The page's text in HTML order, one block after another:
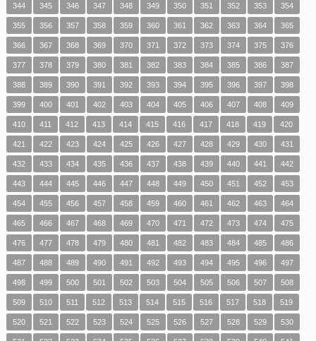
344 345 346 347 348 349 350 351 352 353 354
355 356 357 358 359 360 361 362 363 364 365
366 367 368 369 370 371 372 373 374 375 376
377 378 379 380 381 382 383 384 385 386 387
388 389 390 391 392 393 394 395 396 397 398
399 400 401 402 403 404 405 406 407 408 409
410 411 412 413 414 415 416 417 418 419 420
421 422 423 424 425 426 427 428 429 430 431
432 433 434 435 436 437 438 439 440 441 442
443 444 445 446 447 448 449 450 451 452 453
454 455 456 457 458 459 460 461 462 463 464
465 466 467 468 469 470 471 472 473 474 475
476 477 478 479 480 481 482 483 484 485 486
487 488 489 490 491 492 493 494 495 496 497
498 499 500 501 502 503 504 505 506 507 508
509 510 511 512 513 514 515 516 517 518 519
520 521 522 523 524 525 526 527 528 529 530